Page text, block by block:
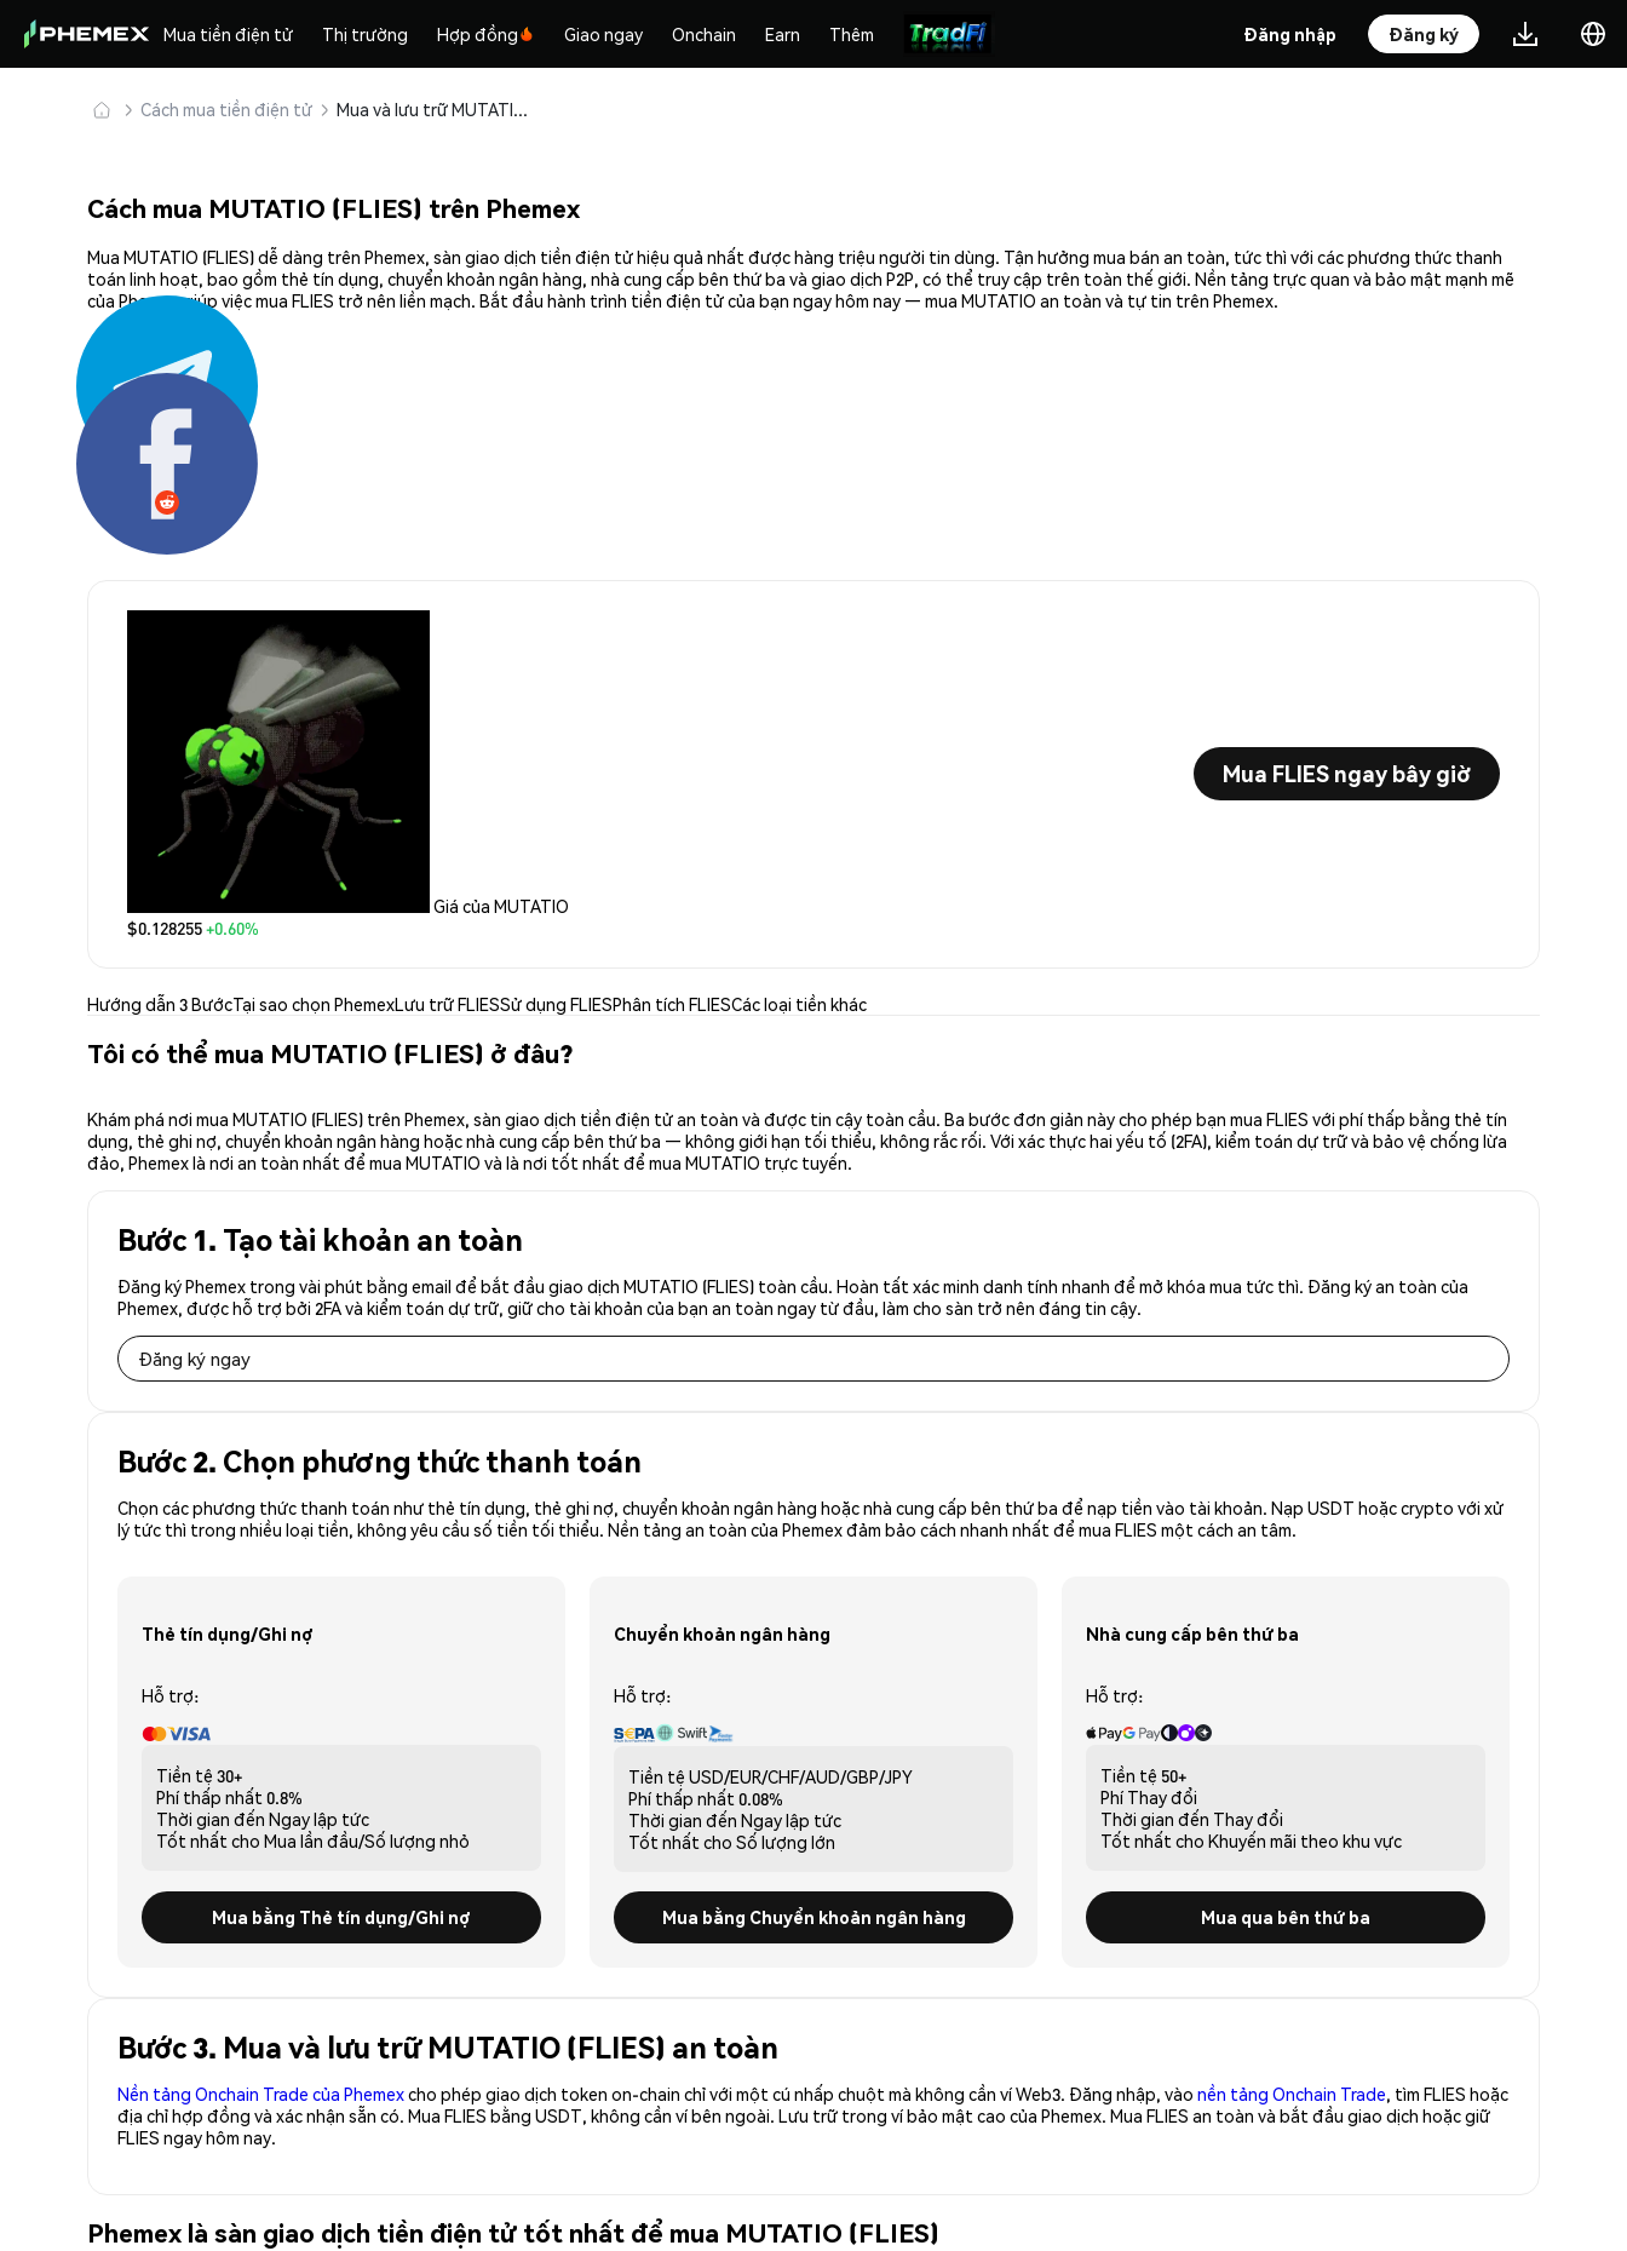
Mua tiền điện tử Thị trường Hợp đồng Giao ngay Onchain Earn Thêm Đăng nhập Đăng ký
Cách mua tiền điện tử Mua và lưu trữ MUTATIO (FLIES) an toàn
Cách mua MUTATIO (FLIES) trên Phemex
Mua MUTATIO (FLIES) dễ dàng trên Phemex, sàn giao dịch tiền điện tử hiệu quả nhất được hàng triệu người tin dùng. Tận hưởng mua bán an toàn, tức thì với các phương thức thanh
toán linh hoạt, bao gồm thẻ tín dụng, chuyển khoản ngân hàng, nhà cung cấp bên thứ ba và giao dịch P2P, có thể truy cập trên toàn thế giới. Nền tảng trực quan và bảo mật mạnh mẽ
của Phemex giúp việc mua FLIES trở nên liền mạch. Bắt đầu hành trình tiền điện tử của bạn ngay hôm nay — mua MUTATIO an toàn và tự tin trên Phemex.
Chia sẻ:
Giá của MUTATIO
$0.128255+0.60%
Mua FLIES ngay bây giờ
Hướng dẫn 3 BướcTại sao chọn PhemexLưu trữ FLIESSử dụng FLIESPhân tích FLIESCác loại tiền khác
Tôi có thể mua MUTATIO (FLIES) ở đâu?
Khám phá nơi mua MUTATIO (FLIES) trên Phemex, sàn giao dịch tiền điện tử an toàn và được tin cậy toàn cầu. Ba bước đơn giản này cho phép bạn mua FLIES với phí thấp bằng thẻ tín
dụng, thẻ ghi nợ, chuyển khoản ngân hàng hoặc nhà cung cấp bên thứ ba — không giới hạn tối thiểu, không rắc rối. Với xác thực hai yếu tố (2FA), kiểm toán dự trữ và bảo vệ chống lừa
đảo, Phemex là nơi an toàn nhất để mua MUTATIO và là nơi tốt nhất để mua MUTATIO trực tuyến.
Bước 1. Tạo tài khoản an toàn
Đăng ký Phemex trong vài phút bằng email để bắt đầu giao dịch MUTATIO (FLIES) toàn cầu. Hoàn tất xác minh danh tính nhanh để mở khóa mua tức thì. Đăng ký an toàn của
Phemex, được hỗ trợ bởi 2FA và kiểm toán dự trữ, giữ cho tài khoản của bạn an toàn ngay từ đầu, làm cho sàn trở nên đáng tin cậy.
Đăng ký ngay
Bước 2. Chọn phương thức thanh toán
Chọn các phương thức thanh toán như thẻ tín dụng, thẻ ghi nợ, chuyển khoản ngân hàng hoặc nhà cung cấp bên thứ ba để nạp tiền vào tài khoản. Nạp USDT hoặc crypto với xử
lý tức thì trong nhiều loại tiền, không yêu cầu số tiền tối thiểu. Nền tảng an toàn của Phemex đảm bảo cách nhanh nhất để mua FLIES một cách an tâm.
Thẻ tín dụng/Ghi nợ
Hỗ trợ:
Tiền tệ 30+
Phí thấp nhất 0.8%
Thời gian đến Ngay lập tức
Tốt nhất cho Mua lần đầu/Số lượng nhỏ
Mua bằng Thẻ tín dụng/Ghi nợ
Chuyển khoản ngân hàng
Hỗ trợ:
Tiền tệ USD/EUR/CHF/AUD/GBP/JPY
Phí thấp nhất 0.08%
Thời gian đến Ngay lập tức
Tốt nhất cho Số lượng lớn
Mua bằng Chuyển khoản ngân hàng
Nhà cung cấp bên thứ ba
Hỗ trợ:
Tiền tệ 50+
Phí Thay đổi
Thời gian đến Thay đổi
Tốt nhất cho Khuyến mãi theo khu vực
Mua qua bên thứ ba
Bước 3. Mua và lưu trữ MUTATIO (FLIES) an toàn
Nền tảng Onchain Trade của Phemexcho phép giao dịch token on-chain chỉ với một cú nhấp chuột mà không cần ví Web3. Đăng nhập, vào nền tảng Onchain Trade, tìm FLIES hoặc
địa chỉ hợp đồng và xác nhận sẵn có. Mua FLIES bằng USDT, không cần ví bên ngoài. Lưu trữ trong ví bảo mật cao của Phemex. Mua FLIES an toàn và bắt đầu giao dịch hoặc giữ
FLIES ngay hôm nay.
Phemex là sàn giao dịch tiền điện tử tốt nhất để mua MUTATIO (FLIES)